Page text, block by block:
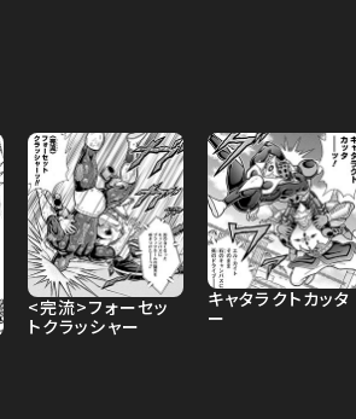
<完流>フォーセッ
トクラッシャー
キャタラクトカッタ
ー